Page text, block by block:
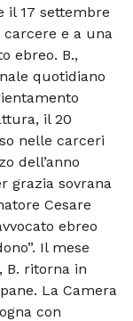
il 17 settembre
carcere e a una
ebreo. B.,
quotidiano
il 20
nelle carceri
dell’anno
grazia sovrana
Cesare
ebreo
Il mese
B. ritorna in
La Camera
con